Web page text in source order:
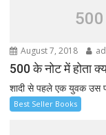
500
August 7, 2018
500 के नोट में होता
शादी से पहले एक युवक उस
Best Seller Books